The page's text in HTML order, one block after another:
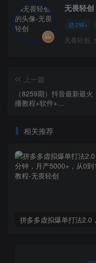
无畏轻创
2W+
无畏轻创_
上一篇
（8259期）抖音最新最
播教程+软件+…
相关推荐